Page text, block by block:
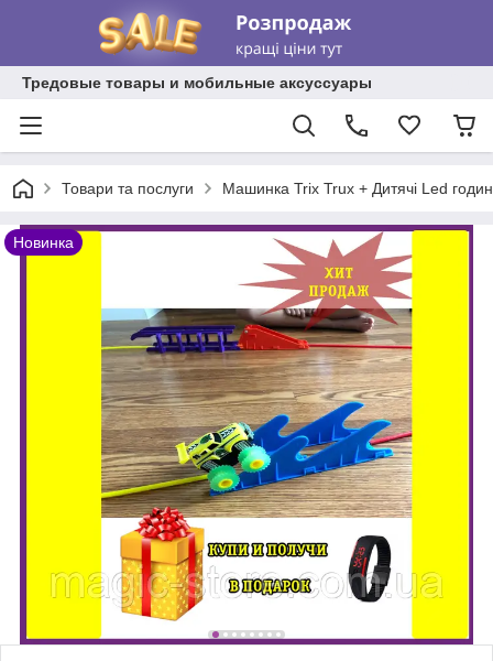
Тредовые товары и мобильные аксуссуары
Товари та послуги Машинка Trix Trux + Дитячі Led
Новинка